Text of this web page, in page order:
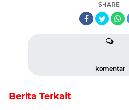
SHARE
komentar
Berita Terkait